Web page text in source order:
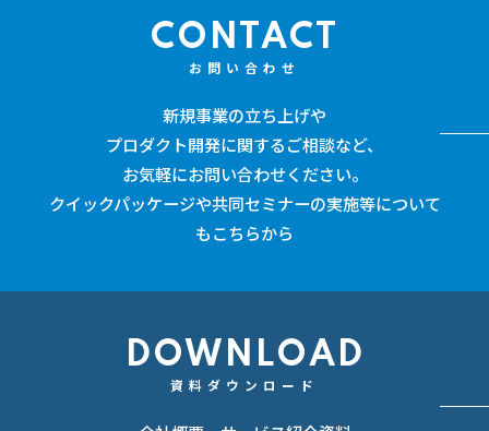
CONTACT
お問い合わせ
新規事業の立ち上げや
プロダクト開発に関するご相談など、
お気軽にお問い合わせください。
クイックパッケージや共同セミナーの実施等について
もこちらから
DOWNLOAD
資料ダウンロード